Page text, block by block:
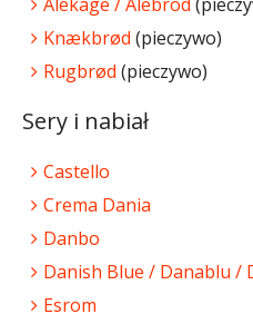
Knækbrød (pieczywo)
Rugbrød (pieczywo)
Sery i nabiał
Castello
Crema Dania
Danbo
Danish Blue / Danablu /
Esrom